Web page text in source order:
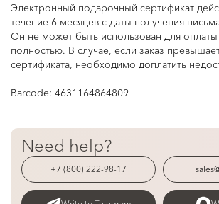
Электронный подарочный сертификат
течение 6 месяцев с даты получения
Он не может быть использован для оплаты
полностью. В случае, если заказ
сертификата, необходимо доплатить
Barcode: 4631164864809
Need help?
+7 (800) 222-98-17